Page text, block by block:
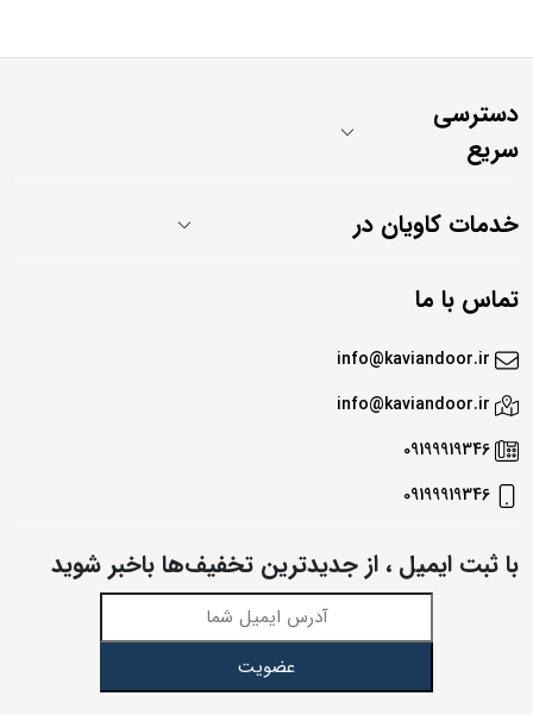
دسترسی
سریع
خدمات کاویان در
تماس با ما
info@kaviandoor.ir
info@kaviandoor.ir
09199919346
09199919346
با ثبت ایمیل ، از جدید‌ترین تخفیف‌ها با‌خبر شوید
عضویت